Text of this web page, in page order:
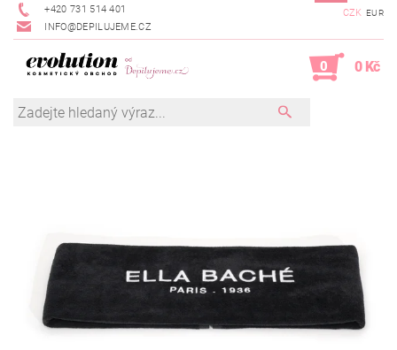
+420 731 514 401
INFO@DEPILUJEME.CZ
CZK EUR
0 0 Kč